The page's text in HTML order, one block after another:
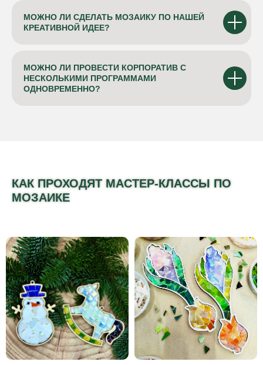
МОЖНО ЛИ СДЕЛАТЬ МОЗАИКУ ПО НАШЕЙ
КРЕАТИВНОЙ ИДЕЕ?
МОЖНО ЛИ ПРОВЕСТИ КОРПОРАТИВ С
НЕСКОЛЬКИМИ ПРОГРАММАМИ
ОДНОВРЕМЕННО?
КАК ПРОХОДЯТ МАСТЕР-КЛАССЫ ПО
МОЗАИКЕ